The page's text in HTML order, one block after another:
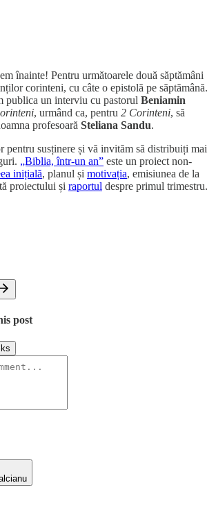
înainte! Pentru următoarele două săptămâni
corinteni, cu câte o epistolă pe săptămână.
publica un interviu cu pastorul Beniamin
, urmând ca, pentru 2 Corinteni, să
profesoară Steliana Sandu.
pentru susținere și vă invităm să distribuiți mai
„Biblia, într-un an” este un proiect non-
inițială, planul și motivația, emisiunea de la
proiectului și raportul despre primul trimestru.
post